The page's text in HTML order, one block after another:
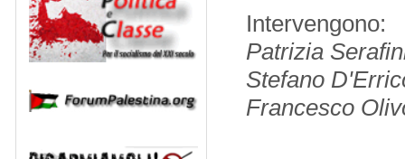
Intervengono:
Patrizia
Stefano
Francesco